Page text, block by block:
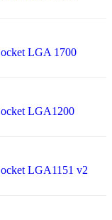
LGA 1700
LGA1200
LGA1151 v2